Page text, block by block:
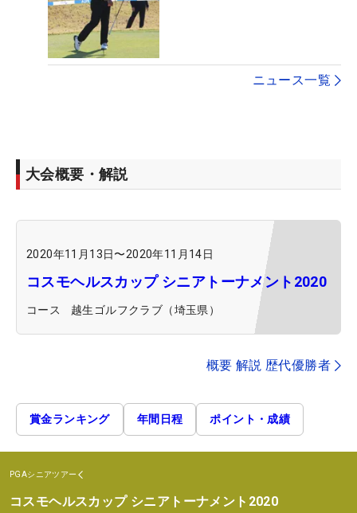
ニュース一覧
大会概要・解説
2020年11月13日〜2020年11月14日
コスモヘルスカップ シニアトーナメント2020
コース 越生ゴルフクラブ（埼玉県）
概要 解説 歴代優勝者
賞金ランキング 年間日程 ポイント・成績
PGAシニアツアー
コスモヘルスカップ シニアトーナメント2020